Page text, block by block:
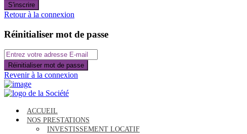
S'inscrire
Retour à la connexion
Réinitialiser mot de passe
Réinitialiser mot de passe
Revenir à la connexion
ACCUEIL
NOS PRESTATIONS
INVESTISSEMENT LOCATIF